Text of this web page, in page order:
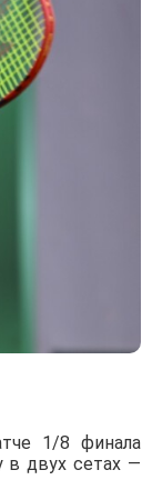
1/8 финала
в двух сетах —